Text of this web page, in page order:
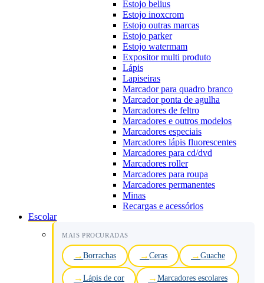
Estojo belius
Estojo inoxcrom
Estojo outras marcas
Estojo parker
Estojo watermam
Expositor multi produto
Lápis
Lapiseiras
Marcador para quadro branco
Marcador ponta de agulha
Marcadores de feltro
Marcadores e outros modelos
Marcadores especiais
Marcadores lápis fluorescentes
Marcadores para cd/dvd
Marcadores roller
Marcadores para roupa
Marcadores permanentes
Minas
Recargas e acessórios
Escolar
MAIS PROCURADAS
Borrachas Ceras Guache
Lápis de cor Marcadores escolares